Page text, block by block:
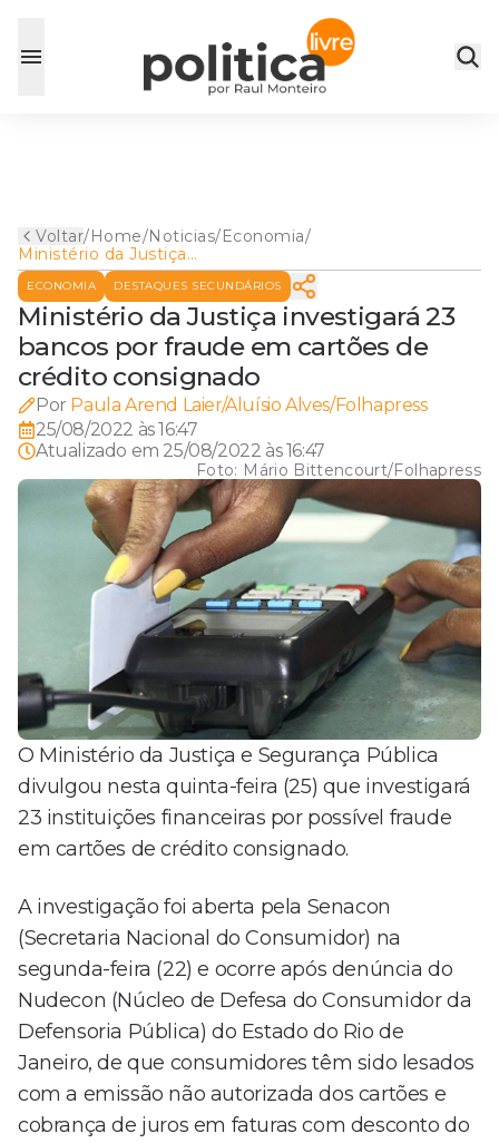
Voltar/Home/Noticias/Economia/
Ministério da Justiça
investigará 23 bancos por
fraude em cartões de crédito
consignado
ECONOMIA DESTAQUES SECUNDÁRIOS
Ministério da Justiça investigará 23
bancos por fraude em cartões de
crédito consignado
Por Paula Arend Laier/Aluísio Alves/Folhapress
25/08/2022 às 16:47
Atualizado em 25/08/2022 às 16:47
Foto: Mário Bittencourt/Folhapress
O Ministério da Justiça e Segurança Pública
divulgou nesta quinta-feira (25) que investigará
23 instituições financeiras por possível fraude
em cartões de crédito consignado.
A investigação foi aberta pela Senacon
(Secretaria Nacional do Consumidor) na
segunda-feira (22) e ocorre após denúncia do
Nudecon (Núcleo de Defesa do Consumidor da
Defensoria Pública) do Estado do Rio de
Janeiro, de que consumidores têm sido lesados
com a emissão não autorizada dos cartões e
cobrança de juros em faturas com desconto do